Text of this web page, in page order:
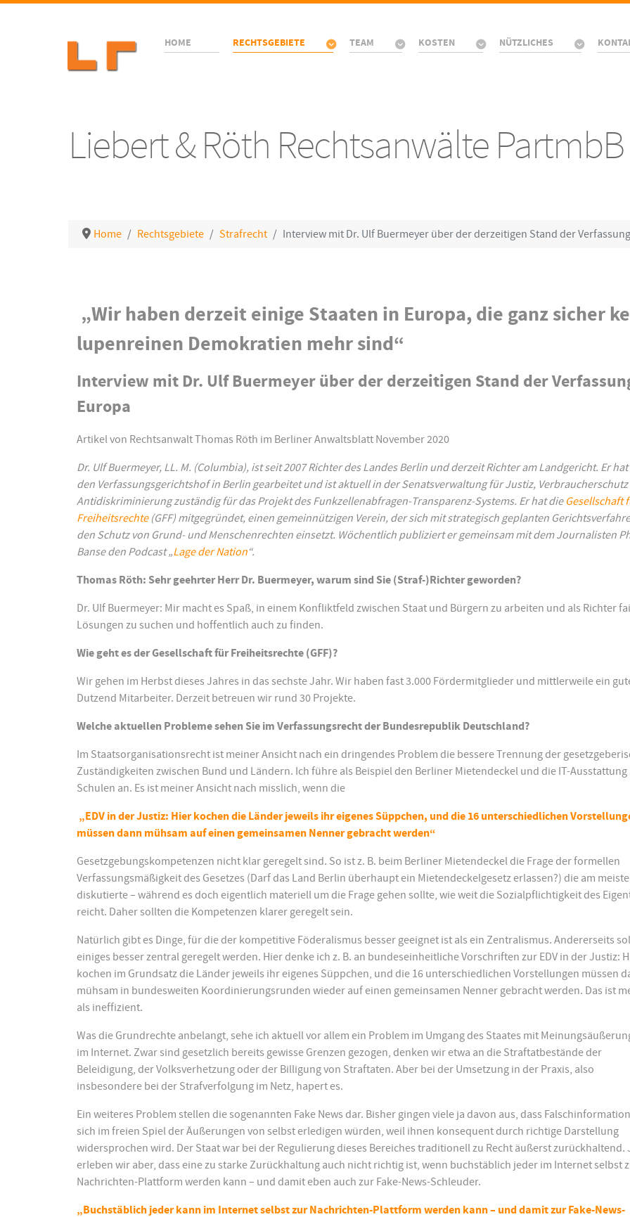
HOME RECHTSGEBIETE TEAM KOSTEN NÜTZLICHES
Liebert & Röth Rechtsanwälte PartmbB
Home Rechtsgebiete Strafrecht Interview mit Dr. Ulf Buermeyer über der derzeitigen Stand der
Details
„Wir haben derzeit einige Staaten in Europa, die ganz sicher
lupenreinen Demokratien mehr sind“
Interview mit Dr. Ulf Buermeyer über der derzeitigen Stand der
Europa
Artikel von Rechtsanwalt Thomas Röth im Berliner Anwaltsblatt November 2020
Dr. Ulf Buermeyer, LL. M. (Columbia), ist seit 2007 Richter des Landes Berlin und derzeit Richter am Landgericht. Er
den Verfassungsgerichtshof in Berlin gearbeitet und ist aktuell in der Senatsverwaltung für Justiz,
Antidiskriminierung zuständig für das Projekt des Funkzellenabfragen-Transparenz-Systems. Er hat die Gesellschaft
Freiheitsrechte(GFF) mitgegründet, einen gemeinnützigen Verein, der sich mit strategisch geplanten
den Schutz von Grund- und Menschenrechten einsetzt. Wöchentlich publiziert er gemeinsam mit dem Journalisten
Banse den Podcast „Lage der Nation“.
Thomas Röth: Sehr geehrter Herr Dr. Buermeyer, warum sind Sie (Straf-)Richter geworden?
Dr. Ulf Buermeyer: Mir macht es Spaß, in einem Konfliktfeld zwischen Staat und Bürgern zu arbeiten und als Richter
Lösungen zu suchen und hoffentlich auch zu finden.
Wie geht es der Gesellschaft für Freiheitsrechte (GFF)?
Wir gehen im Herbst dieses Jahres in das sechste Jahr. Wir haben fast 3.000 Fördermitglieder und mittlerweile ein
Dutzend Mitarbeiter. Derzeit betreuen wir rund 30 Projekte.
Welche aktuellen Probleme sehen Sie im Verfassungsrecht der Bundesrepublik Deutschland?
Im Staatsorganisationsrecht ist meiner Ansicht nach ein dringendes Problem die bessere Trennung der
Zuständigkeiten zwischen Bund und Ländern. Ich führe als Beispiel den Berliner Mietendeckel und die IT-Ausstattung
Schulen an. Es ist meiner Ansicht nach misslich, wenn die
„EDV in der Justiz: Hier kochen die Länder jeweils ihr eigenes Süppchen, und die 16 unterschiedlichen
müssen dann mühsam auf einen gemeinsamen Nenner gebracht werden“
Gesetzgebungskompetenzen nicht klar geregelt sind. So ist z. B. beim Berliner Mietendeckel die Frage der formellen
Verfassungsmäßigkeit des Gesetzes (Darf das Land Berlin überhaupt ein Mietendeckelgesetz erlassen?) die am
diskutierte – während es doch eigentlich materiell um die Frage gehen sollte, wie weit die Sozialpflichtigkeit des
reicht. Daher sollten die Kompetenzen klarer geregelt sein.
Natürlich gibt es Dinge, für die der kompetitive Föderalismus besser geeignet ist als ein Zentralismus. Andererseits
einiges besser zentral geregelt werden. Hier denke ich z. B. an bundeseinheitliche Vorschriften zur EDV in der Justiz:
kochen im Grundsatz die Länder jeweils ihr eigenes Süppchen, und die 16 unterschiedlichen Vorstellungen müssen
mühsam in bundesweiten Koordinierungsrunden wieder auf einen gemeinsamen Nenner gebracht werden. Das ist
als ineffizient.
Was die Grundrechte anbelangt, sehe ich aktuell vor allem ein Problem im Umgang des Staates mit
im Internet. Zwar sind gesetzlich bereits gewisse Grenzen gezogen, denken wir etwa an die Straftatbestände der
Beleidigung, der Volksverhetzung oder der Billigung von Straftaten. Aber bei der Umsetzung in der Praxis, also
insbesondere bei der Strafverfolgung im Netz, hapert es.
Ein weiteres Problem stellen die sogenannten Fake News dar. Bisher gingen viele ja davon aus, dass
sich im freien Spiel der Äußerungen von selbst erledigen würden, weil ihnen konsequent durch richtige Darstellung
widersprochen wird. Der Staat war bei der Regulierung dieses Bereiches traditionell zu Recht äußerst zurückhaltend.
erleben wir aber, dass eine zu starke Zurückhaltung auch nicht richtig ist, wenn buchstäblich jeder im Internet selbst
Nachrichten-Plattform werden kann – und damit eben auch zur Fake-News-Schleuder.
„Buchstäblich jeder kann im Internet selbst zur Nachrichten-Plattform werden kann – und damit zur Fake-News-